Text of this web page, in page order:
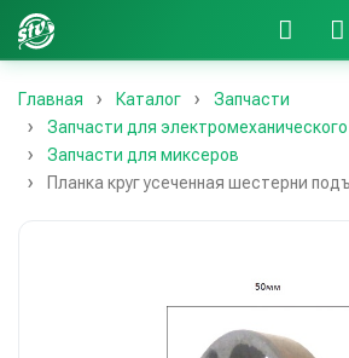
Главная Каталог
Запчасти
Запчасти для
Запчасти для миксеров
Планка круг усеченная шестерни